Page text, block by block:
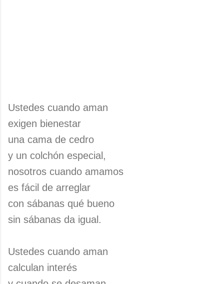
Ustedes cuando aman
exigen bienestar
una cama de cedro
y un colchón especial,
nosotros cuando amamos
es fácil de arreglar
con sábanas qué bueno
sin sábanas da igual.
Ustedes cuando aman
calculan interés